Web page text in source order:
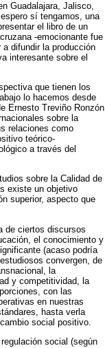
Guadalajara, Jalisco,
sí tengamos, una
el libro de un
-emocionante fue
difundir la producción
interesante sobre el
que tienen los
lo hacemos desde
Ernesto Treviño Ronzón
sobre la
relaciones como
teórico-
a través del
sobre la Calidad de
existe un objetivo
superior, aspecto que
de ciertos discursos
el conocimiento y
(acaso podría
convergen, de
la
y competitividad, la
con las
en nuestras
hasta verla
social positivo.
social (según